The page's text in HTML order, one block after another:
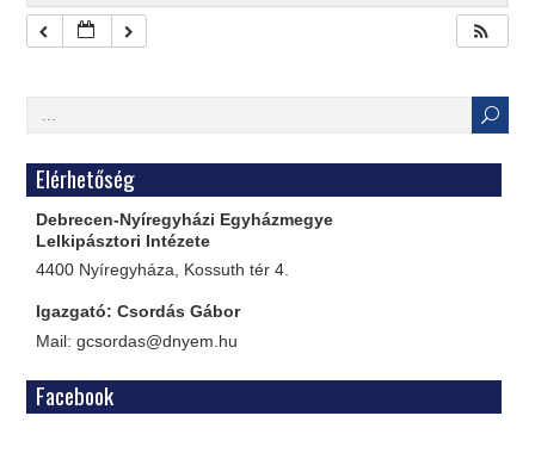
Elérhetőség
Debrecen-Nyíregyházi Egyházmegye
Lelkipásztori Intézete
4400 Nyíregyháza, Kossuth tér 4.
Igazgató: Csordás Gábor
Mail: gcsordas@dnyem.hu
Facebook